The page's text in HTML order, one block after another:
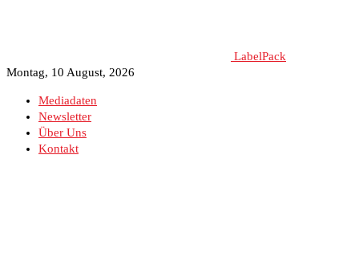
LabelPack
Montag, 10 August, 2026
Mediadaten
Newsletter
Über Uns
Kontakt